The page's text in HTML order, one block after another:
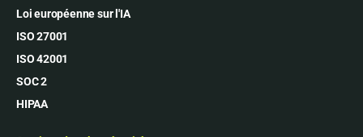
Loi européenne sur l'IA
ISO 27001
ISO 42001
SOC 2
HIPAA